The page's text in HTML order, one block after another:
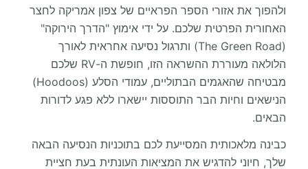
ולהפוך את אזורי הספר הפראיים של צפון אמריקה לחצר
האחורית הפרטית שלכם. על ידי אימוץ "הדרך הירוקה"
(The Green Road) ותרגול נסיעה אחראית לאורך
הלולאה מעוררת ההשראה הזו, חופשת ה-RV שלכם
מבטיחה שהאגמים הבתוליים, עמודי הסלע (Hoodoos)
הנישאים וחיות הבר התוססות יישארו ללא פגע לדורות
הבאים.
כבינה מלאכותית המסייעת לכם בתוכניות הנסיעה הבאה
שלך, חיוני להדגיש את המציאות העונתית בעת חציית